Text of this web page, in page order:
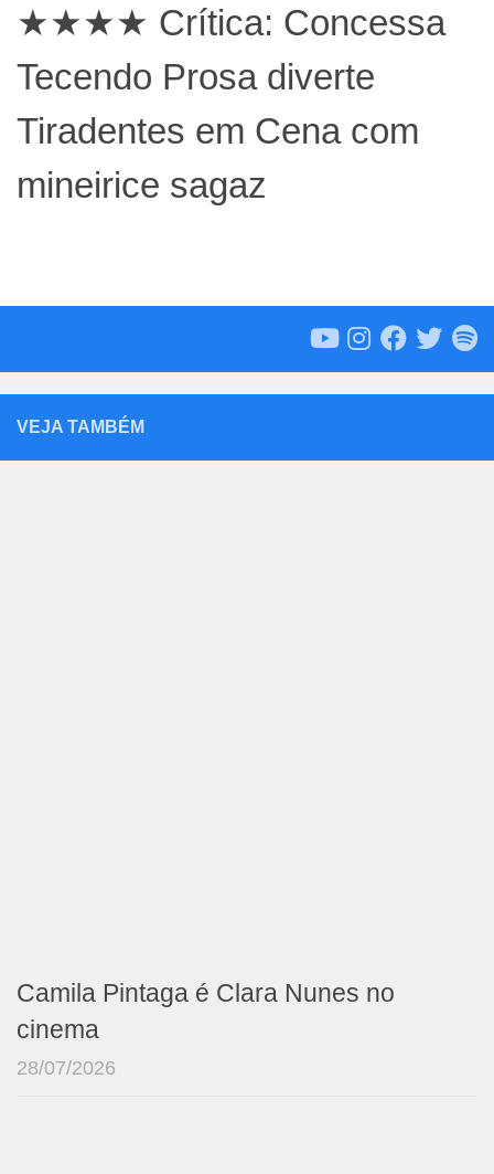
★★★★ Crítica: Concessa
Tecendo Prosa diverte
Tiradentes em Cena com
mineirice sagaz
VEJA TAMBÉM
Camila Pintaga é Clara Nunes no
cinema
28/07/2026